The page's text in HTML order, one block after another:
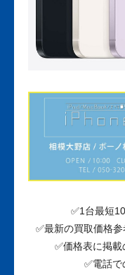
✅1台最短
✅最新の買取価格参
✅価格表に掲
✅電話